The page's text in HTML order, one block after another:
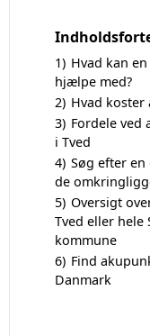
1) Hvad kan
hjælpe med?
2) Hvad koster
3) Fordele
i Tved
4) Søg efter
de
5) Oversigt
Tved eller hele
kommune
6) Find
Danmark